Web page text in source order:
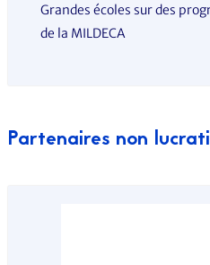
Grandes écoles sur des
de la MILDECA
Partenaires non